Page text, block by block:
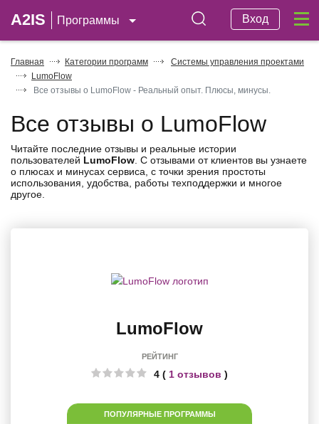
A2IS Программы Вход
Главная Категории программ
Системы управления проектами
LumoFlow
Все отзывы о LumoFlow - Реальный опыт. Плюсы, минусы.
Все отзывы о LumoFlow
Читайте последние отзывы и реальные истории
пользователей LumoFlow . С отзывами от клиентов вы узнаете
о плюсах и минусах сервиса, с точки зрения простоты
использования, удобства, работы техподдержки и многое
другое.
LumoFlow
РЕЙТИНГ
4 ( 1 отзывов )
ПОПУЛЯРНЫЕ ПРОГРАММЫ